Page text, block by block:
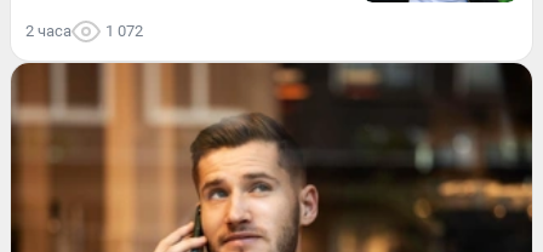
2 часа 1 072